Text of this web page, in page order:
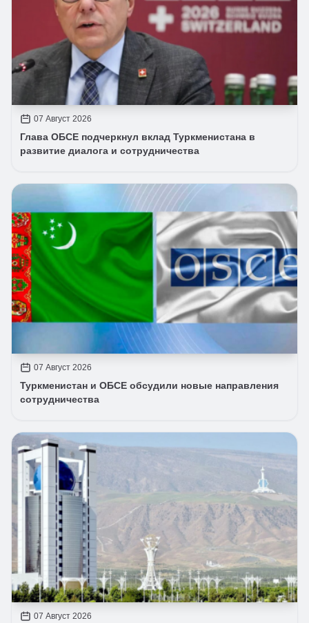
07 Август 2026
Глава ОБСЕ подчеркнул вклад Туркменистана в
развитие диалога и сотрудничества
07 Август 2026
Туркменистан и ОБСЕ обсудили новые направления
сотрудничества
07 Август 2026